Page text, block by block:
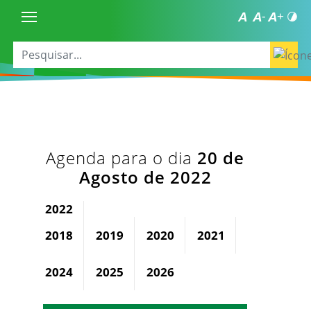
Agenda para o dia 20 de
Agosto de 2022
2022
2018
2019 2020 2021
2024 2025 2026